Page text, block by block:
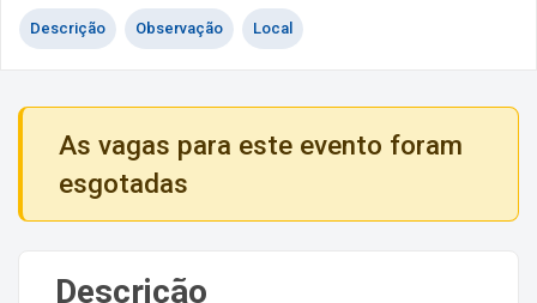
Descrição Observação Local
As vagas para este evento foram
esgotadas
Descrição